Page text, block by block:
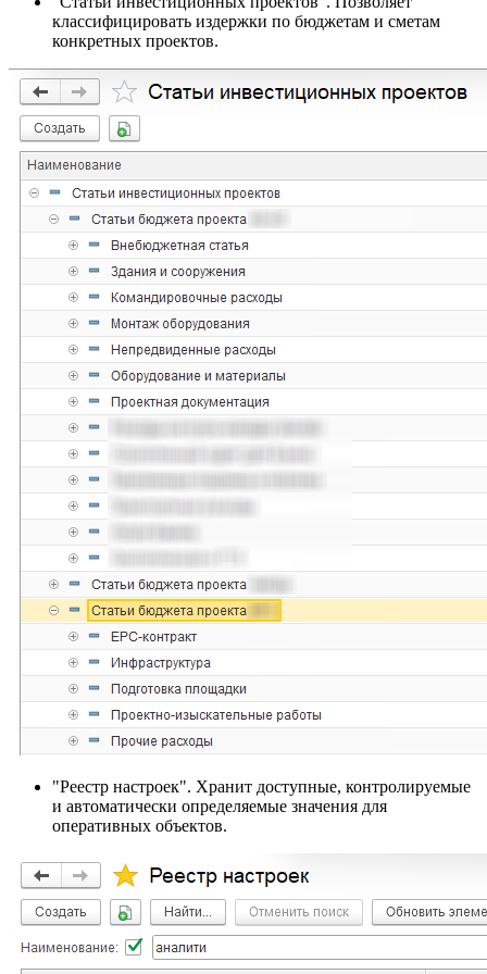
классифицировать издержки по бюджетам и сметам
конкретных проектов.
"Реестр настроек". Хранит доступные, контролируемые
и автоматически определяемые значения для
оперативных объектов.